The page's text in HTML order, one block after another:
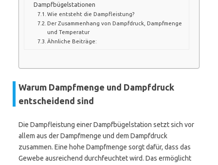
Dampfbügelstationen
Wie entsteht die Dampfleistung?
Der Zusammenhang von Dampfdruck, Dampfmenge
und Temperatur
Ähnliche Beiträge:
Warum Dampfmenge und Dampfdruck
entscheidend sind
Die Dampfleistung einer Dampfbügelstation setzt sich vor
allem aus der Dampfmenge und dem Dampfdruck
zusammen. Eine hohe Dampfmenge sorgt dafür, dass das
Gewebe ausreichend durchfeuchtet wird. Das ermöglicht